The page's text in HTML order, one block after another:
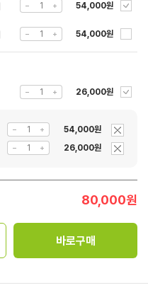
54,000원
54,000원
26,000원
54,000원
26,000원
80,000원
바로구매